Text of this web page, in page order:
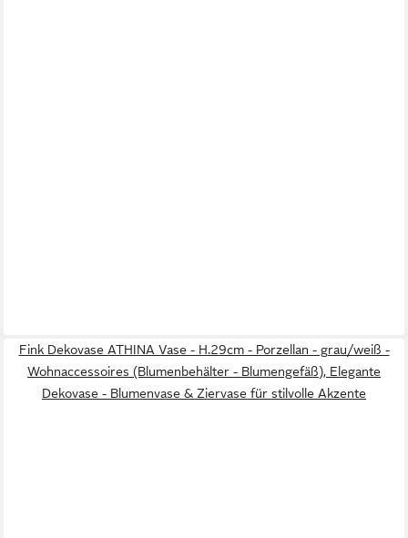
Fink Dekovase ATHINA Vase - H.29cm - Porzellan - grau/weiß -
Wohnaccessoires (Blumenbehälter - Blumengefäß), Elegante
Dekovase - Blumenvase & Ziervase für stilvolle Akzente